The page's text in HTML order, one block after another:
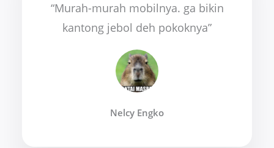
“Murah-murah mobilnya. ga bikin
kantong jebol deh pokoknya”
Nelcy Engko